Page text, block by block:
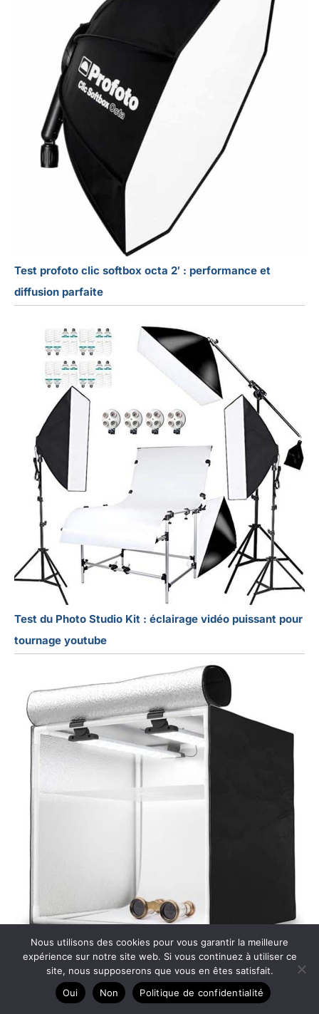
Test profoto clic softbox octa 2′ : performance et
diffusion parfaite
Test du Photo Studio Kit : éclairage vidéo puissant pour
tournage youtube
Test du studio photo Havox HPB-40D : boîte à lumière
portable performante
Nous utilisons des cookies pour vous garantir la meilleure
expérience sur notre site web. Si vous continuez à utiliser ce
site, nous supposerons que vous en êtes satisfait.
Oui
Non Politique de confidentialité